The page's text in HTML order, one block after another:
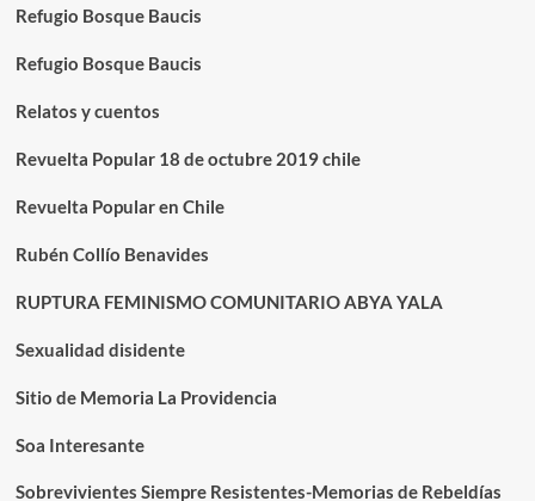
Refugio Bosque Baucis
Refugio Bosque Baucis
Relatos y cuentos
Revuelta Popular 18 de octubre 2019 chile
Revuelta Popular en Chile
Rubén Collío Benavides
RUPTURA FEMINISMO COMUNITARIO ABYA YALA
Sexualidad disidente
Sitio de Memoria La Providencia
Soa Interesante
Sobrevivientes Siempre Resistentes-Memorias de Rebeldías